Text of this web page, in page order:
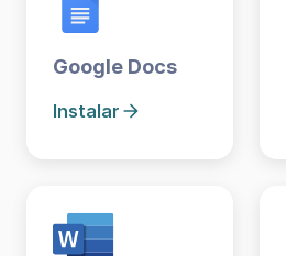
Google Docs
Instalar